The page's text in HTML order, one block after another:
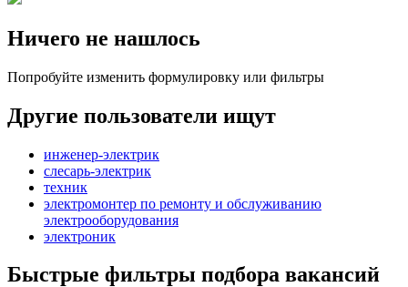
Ничего не нашлось
Попробуйте изменить формулировку или фильтры
Другие пользователи ищут
инженер-электрик
слесарь-электрик
техник
электромонтер по ремонту и обслуживанию
электрооборудования
электроник
Быстрые фильтры подбора вакансий